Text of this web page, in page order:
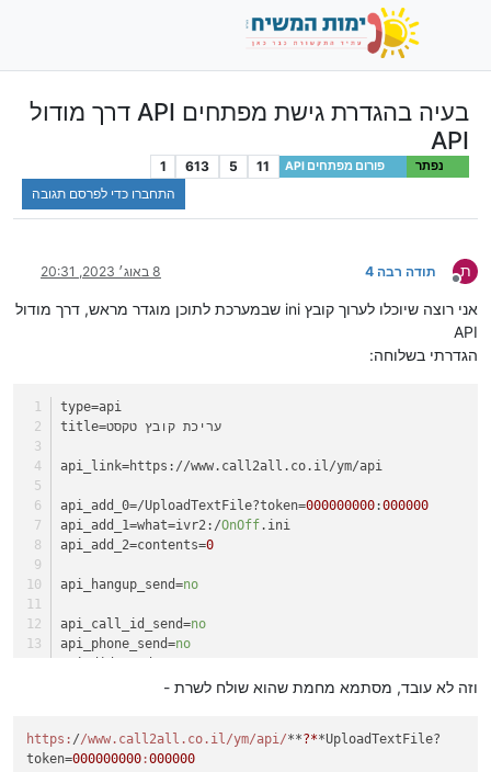
בעיה בהגדרת גישת מפתחים API דרך מודול
API
נפתר פורום מפתחים API 11
5
613
1
התחברו כדי לפרסם תגובה
ת
מנותק
תודה רבה 4 8 באוג׳ 2023, 20:31
אני רוצה שיוכלו לערוך קובץ ini שבמערכת לתוכן מוגדר מראש, דרך מודול
API
הגדרתי בשלוחה:
type=api
title =עריכת קובץ טקסט
api_link=https://www.call2all.co.il/ym/api
api_add_0=/UploadTextFile?token=000000000:000000
api_add_1=what=ivr2:/OnOff.ini
api_add_2=contents=0
api_hangup_send=no
api_call_id_send=no
api_phone_send=no
api_real_did_send=no
api_enter_id_name_send=no
api_time_send=no
וזה לא עובד, מסתמא מחמת שהוא שולח לשרת -
https: //www.call2all.co.il/ym/api/**?**UploadTextFile?
token=000000000 :000000